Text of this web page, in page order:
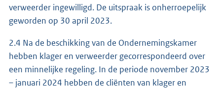
verweerder ingewilligd. De uitspraak is onherroepelijk
geworden op 30 april 2023.
2.4 Na de beschikking van de Ondernemingskamer
hebben klager en verweerder gecorrespondeerd over
een minnelijke regeling. In de periode november 2023
– januari 2024 hebben de cliënten van klager en